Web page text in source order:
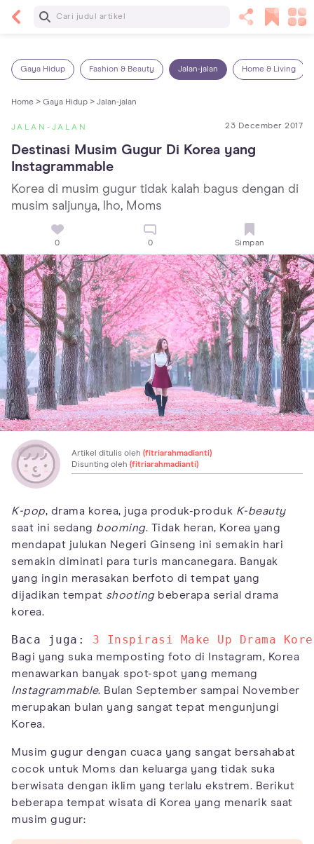
Baca Selanjutnya
Gaya Hidup Fashion & Beauty Jalan-jalan Home & Living
Home > Gaya Hidup > Jalan-jalan
JALAN-JALAN 23 December 2017
Destinasi Musim Gugur Di Korea yang
Instagrammable
Korea di musim gugur tidak kalah bagus dengan di
musim saljunya, lho, Moms
0 0 Simpan
Artikel ditulis oleh (fitriarahmadianti)
Disunting oleh (fitriarahmadianti)
K-pop, drama korea, juga produk-produk K-beauty
saat ini sedang booming. Tidak heran, Korea yang
mendapat julukan Negeri Ginseng ini semakin hari
semakin diminati para turis mancanegara. Banyak
yang ingin merasakan berfoto di tempat yang
dijadikan tempat shootingbeberapa serial drama
korea.
Baca juga: 3 Inspirasi Make Up Drama
Bagi yang suka memposting foto di Instagram, Korea
menawarkan banyak spot-spot yang memang
Instagrammable. Bulan September sampai November
merupakan bulan yang sangat tepat mengunjungi
Korea.
Musim gugur dengan cuaca yang sangat bersahabat
cocok untuk Moms dan keluarga yang tidak suka
berwisata dengan iklim yang terlalu ekstrem. Berikut
beberapa tempat wisata di Korea yang menarik saat
musim gugur: